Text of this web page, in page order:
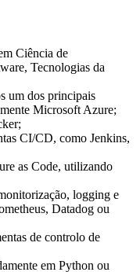
Ciência de
Tecnologias da
um dos principais
Microsoft Azure;
CI/CD, como Jenkins,
as Code, utilizando
logging e
Datadog ou
de controlo de
em Python ou